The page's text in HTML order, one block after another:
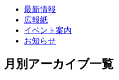
最新情報
広報紙
イベント案内
お知らせ
月別アーカイブ一覧